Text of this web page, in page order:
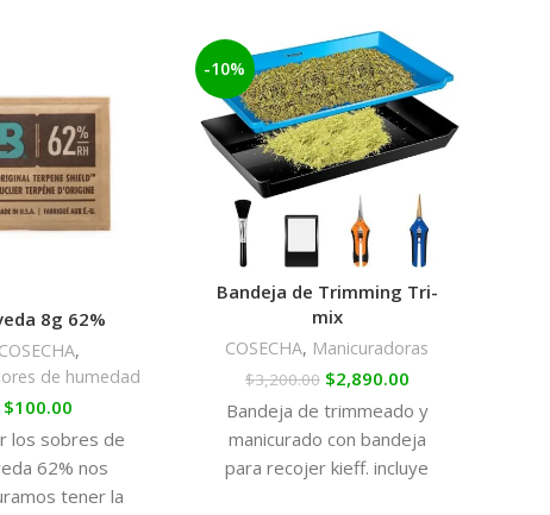
8g 62%
COSECHA,
de humedad
$100.00
los sobres de
62% nos
tener la
-10%
Bandeja de Trimming Tri-
mix
COSECHA, Manicuradoras
$3,200.00 $2,890.00
Bandeja de trimmeado y
manicurado con bandeja
para recojer kieff. incluye